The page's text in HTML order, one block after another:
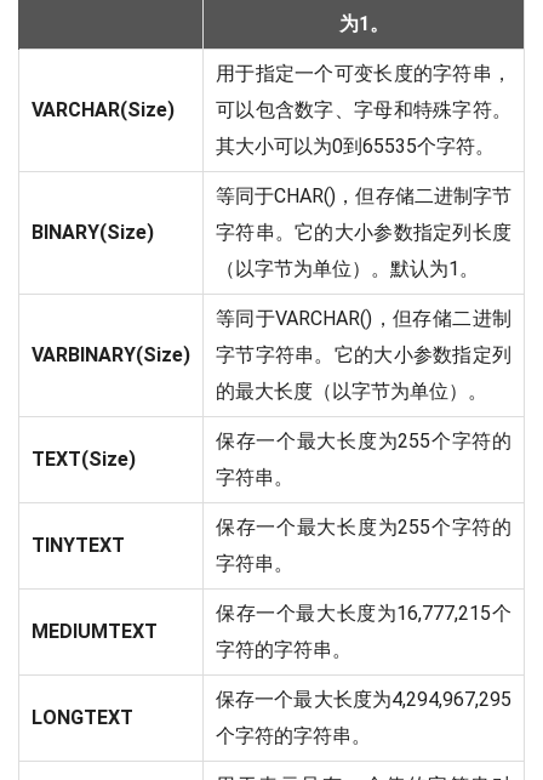
为1。
VARCHAR(Size)
用于指定一个可变长度的字符串，
可以包含数字、字母和特殊字符。
其大小可以为0到65535个字符。
BINARY(Size)
等同于CHAR()，但存储二进制字节
字符串。它的大小参数指定列长度
（以字节为单位）。默认为1。
VARBINARY(Size)
等同于VARCHAR()，但存储二进制
字节字符串。它的大小参数指定列
的最大长度（以字节为单位）。
TEXT(Size)
保存一个最大长度为255个字符的
字符串。
TINYTEXT
保存一个最大长度为255个字符的
字符串。
MEDIUMTEXT
保存一个最大长度为16,777,215个
字符的字符串。
LONGTEXT
保存一个最大长度为4,294,967,295
个字符的字符串。